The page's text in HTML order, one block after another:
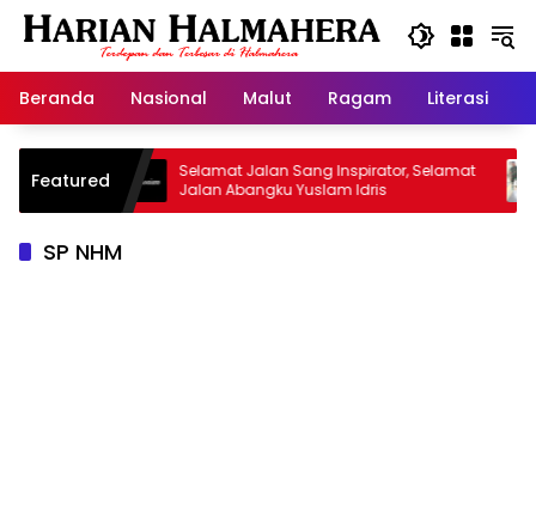
Langsung
Beranda
Nasional Malut Ragam Literasi
Featured
Selamat Jalan Sang Inspirator, Selamat
Jalan Abangku Yuslam Idris
SP NHM